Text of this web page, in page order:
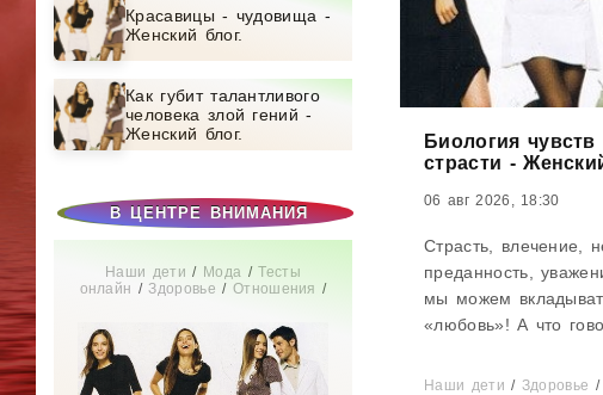
Красавицы - чудовища -
Женский блог.
Как губит талантливого
человека злой гений -
Женский блог.
В ЦЕНТРЕ ВНИМАНИЯ
Наши дети / Мода /Тесты
онлайн /Здоровье / Отношения /
Мир женщины
Свадьба
/Беременность/
Увлечения
/Истории из жизни
Красота
Биология чувств
страсти -
06 авг 2026, 18:30
Страсть, влечение,
преданность,
мы можем
«любовь»! А что
Хелен Фишер —
Наши дети / Здоровье